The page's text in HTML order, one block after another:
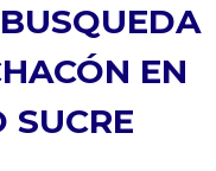
EN
SUCRE